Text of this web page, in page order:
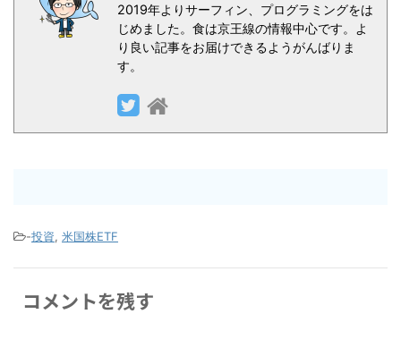
2019年よりサーフィン、プログラミングをは
じめました。食は京王線の情報中心です。よ
り良い記事をお届けできるようがんばりま
す。
-投資, 米国株ETF
コメントを残す